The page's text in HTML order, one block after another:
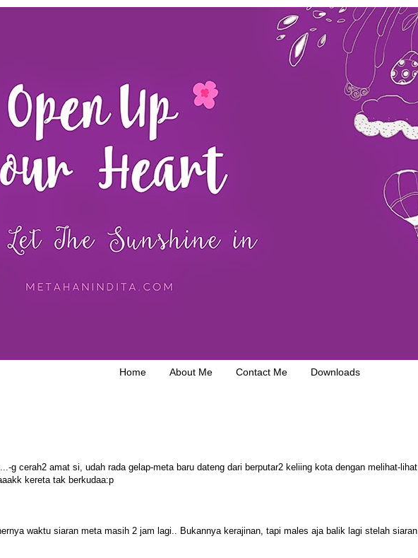
Home About Me Contact Me Downloads
g cerah2 amat si, udah rada gelap-meta baru dateng dari berputar2 keliing kota dengan melihat-lihat
kereta tak berkudaa:p
waktu siaran meta masih 2 jam lagi.. Bukannya kerajinan, tapi males aja balik lagi stelah siaran